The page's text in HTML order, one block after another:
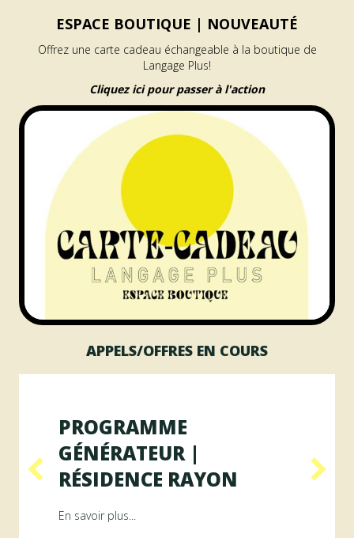
ESPACE BOUTIQUE | NOUVEAUTÉ
Offrez une carte cadeau échangeable à la boutique de
Langage Plus!
Cliquez ici pour passer à l'action
APPELS/OFFRES EN COURS
ArAMiS
PROGRAMME
GÉNÉRATEUR |
RÉSIDENCE RAYON
En savoir plus...